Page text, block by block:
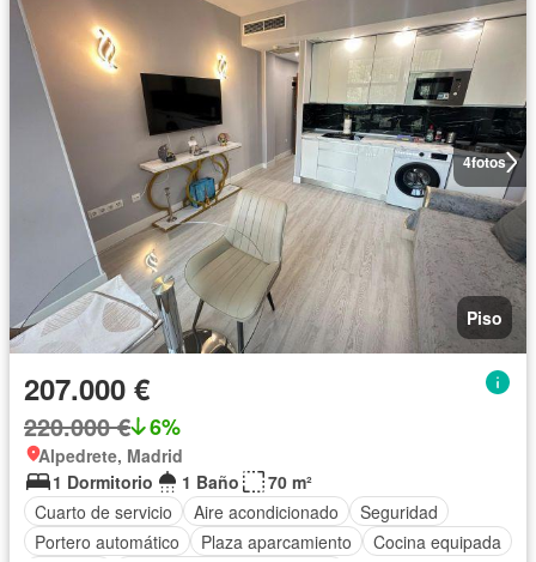
4fotos
Piso
207.000 €
220.000 € 6%
Alpedrete, Madrid
1 Dormitorio
1 Baño
70 m²
Cuarto de servicio
Aire acondicionado
Seguridad
Portero automático
Plaza aparcamiento
Cocina equipada